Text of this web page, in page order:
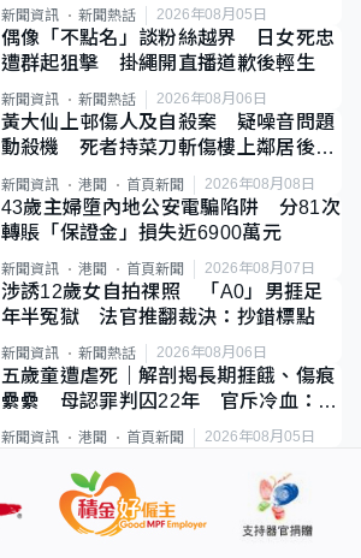
新聞資訊 新聞熱話 2026年08月05日
偶像「不點名」談粉絲越界 日女死忠
遭群起狙擊 掛繩開直播道歉後輕生
新聞資訊 新聞熱話 2026年08月06日
黃大仙上邨傷人及自殺案 疑噪音問題
動殺機 死者持菜刀斬傷樓上鄰居後墮
新聞資訊 港聞 首頁新聞 2026年08月08日
43歲主婦墮內地公安電騙陷阱 分81次
轉賬「保證金」損失近6900萬元
新聞資訊 港聞 首頁新聞 2026年08月07日
涉誘12歲女自拍祼照 「A0」男捱足
年半冤獄 法官推翻裁決：抄錯標點
新聞資訊 新聞熱話 2026年08月06日
五歲童遭虐死｜解剖揭長期捱餓、傷痕
纍纍 母認罪判囚22年 官斥冷血：同
類案最惡劣
新聞資訊 港聞 首頁新聞 2026年08月05日